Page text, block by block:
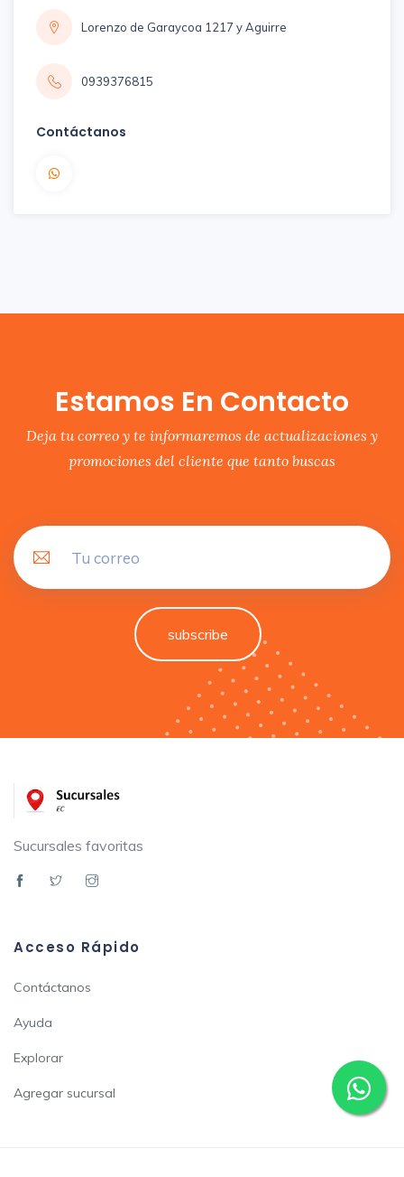
Lorenzo de Garaycoa 1217 y Aguirre
0939376815
Contáctanos
Estamos En Contacto
Deja tu correo y te informaremos de actualizaciones y
promociones del cliente que tanto buscas
subscribe
Sucursales favoritas
Acceso Rápido
Contáctanos
Ayuda
Explorar
Agregar sucursal